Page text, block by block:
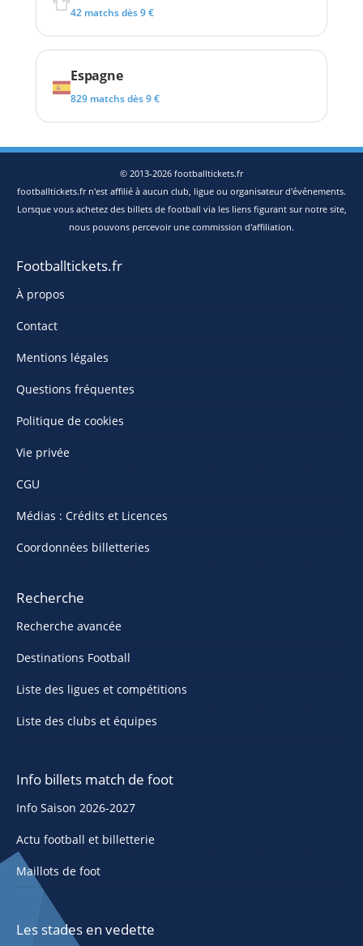
42 matchs dès 9 €
Espagne
829 matchs dès 9 €
© 2013-2026 footballtickets.fr
footballtickets.fr n'est affilié à aucun club, ligue ou organisateur d'événements.
Lorsque vous achetez des billets de football via les liens figurant sur notre site,
nous pouvons percevoir une commission d'affiliation.
Footballtickets.fr
À propos
Contact
Mentions légales
Questions fréquentes
Politique de cookies
Vie privée
CGU
Médias : Crédits et Licences
Coordonnées billetteries
Recherche
Recherche avancée
Destinations Football
Liste des ligues et compétitions
Liste des clubs et équipes
Info billets match de foot
Info Saison 2026-2027
Actu football et billetterie
Maillots de foot
Les stades en vedette